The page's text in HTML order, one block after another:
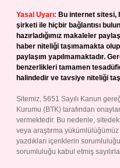
Yasal Uyarı: Bu internet sitesi,
şirketi ile hiçbir bağlantısı
hazırladığımız makaleler
haber niteliği taşımamakta
paylaşım yapılmamaktadır.
benzerlikleri tamamen
halindedir ve tavsiye niteliği
Sitemiz, 5651 Sayılı Kanun
Kurumu (BTK) tarafından
vermektedir. Bu nedenle,
veya araştırma
yazdıkları içeriklerin
sorumluluğu kabul etmiş